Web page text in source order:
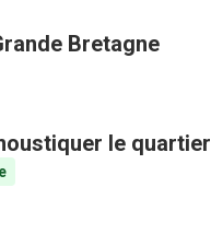
Bretagne
le quartier